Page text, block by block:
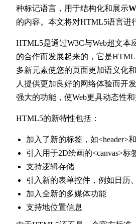
种标记语言，用于结构化和展示
的内容。本文将对HTML5语言进
HTML5是通过W3C与Web超文本
的合作而发展起来的，它是
多新元素使您的页面更加语义化
人提供更加良好的网络体验而开
强大的功能，使Web更具动态性和
HTML5的新特性包括：
加入了新的标签，如<header>
引入用于2D绘画的<canvas>标
支持逻辑存储
引入新的表单控件，例如日历
加入全新的多媒体功能
支持地位置信息